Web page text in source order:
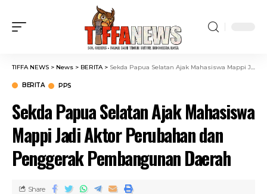
TIFFA NEWS > News > BERITA> Sekda Papua Selatan Ajak Mahasiswa Mappi Jadi Aktor Perubahan dan Penggerak Pembangunan Daerah
BERITA PPS
Sekda Papua Selatan Ajak Mahasiswa
Mappi Jadi Aktor Perubahan dan
Penggerak Pembangunan Daerah
Share